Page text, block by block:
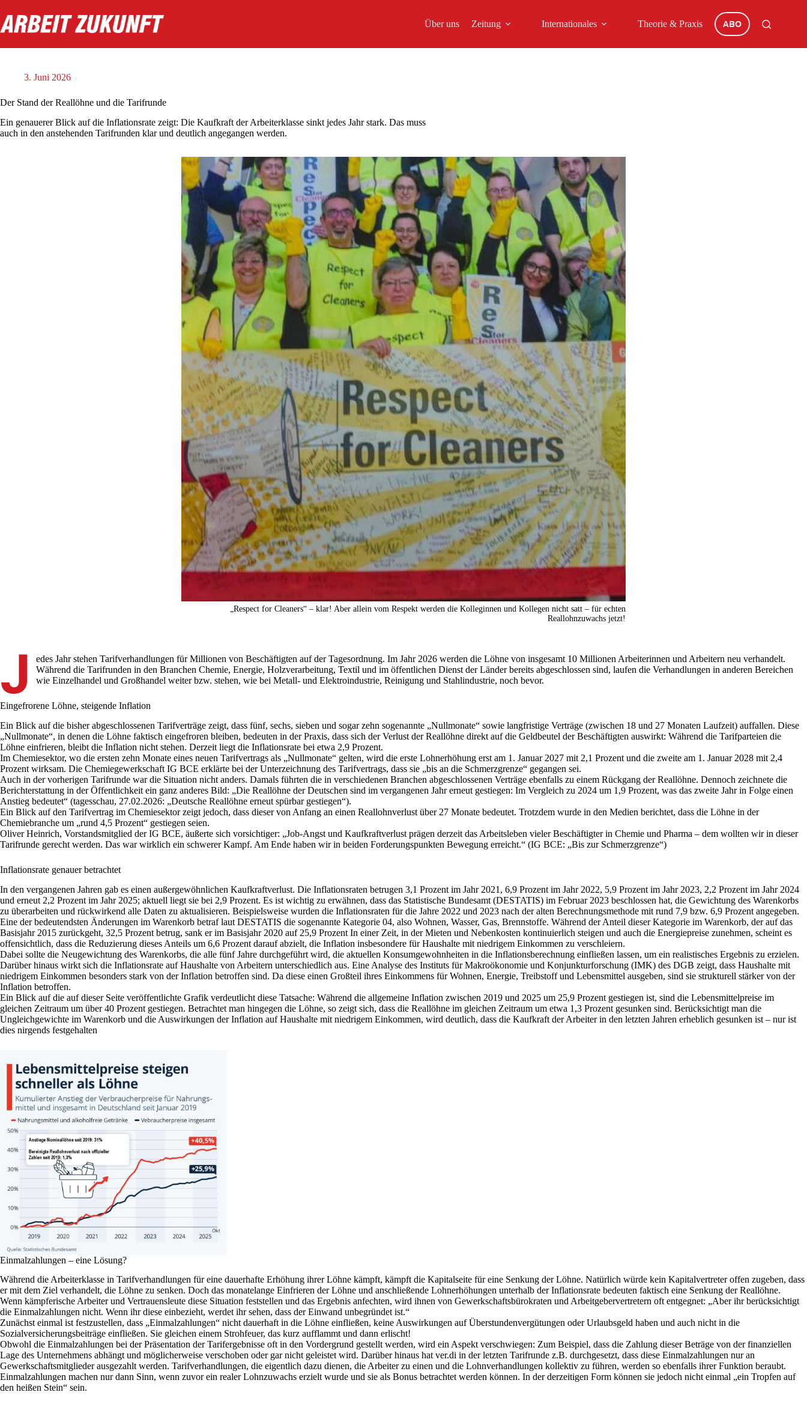
Inhalt
springen
Über uns Zeitung Internationales Theorie & Praxis ABO
3. Juni 2026
Der Stand der Reallöhne und die Tarifrunde
Ein genauerer Blick auf die Inflationsrate zeigt: Die Kaufkraft der Arbeiterklasse sinkt jedes Jahr stark. Das muss
auch in den anstehenden Tarifrunden klar und deutlich angegangen werden.
„Respect for Cleaners“ – klar! Aber allein vom Respekt werden die Kolleginnen und Kollegen nicht satt – für echten
Reallohnzuwachs jetzt!
J
edes Jahr stehen Tarifverhandlungen für Millionen von Beschäftigten auf der Tagesordnung. Im Jahr 2026 werden die Löhne von insgesamt 10 Millionen Arbeiterinnen und Arbeitern neu verhandelt.
Während die Tarifrunden in den Branchen Chemie, Energie, Holzverarbeitung, Textil und im öffentlichen Dienst der Länder bereits abgeschlossen sind, laufen die Verhandlungen in anderen Bereichen
wie Einzelhandel und Großhandel weiter bzw. stehen, wie bei Metall- und Elektroindustrie, Reinigung und Stahlindustrie, noch bevor.
Eingefrorene Löhne, steigende Inflation
Ein Blick auf die bisher abgeschlossenen Tarifverträge zeigt, dass fünf, sechs, sieben und sogar zehn sogenannte „Nullmonate“ sowie langfristige Verträge (zwischen 18 und 27 Monaten Laufzeit) auffallen. Diese
„Nullmonate“, in denen die Löhne faktisch eingefroren bleiben, bedeuten in der Praxis, dass sich der Verlust der Reallöhne direkt auf die Geldbeutel der Beschäftigten auswirkt: Während die Tarifparteien die
Löhne einfrieren, bleibt die Inflation nicht stehen. Derzeit liegt die Inflationsrate bei etwa 2,9 Prozent.
Im Chemiesektor, wo die ersten zehn Monate eines neuen Tarifvertrags als „Nullmonate“ gelten, wird die erste Lohnerhöhung erst am 1. Januar 2027 mit 2,1 Prozent und die zweite am 1. Januar 2028 mit 2,4
Prozent wirksam. Die Chemiegewerkschaft IG BCE erklärte bei der Unterzeichnung des Tarifvertrags, dass sie „bis an die Schmerzgrenze“ gegangen sei.
Auch in der vorherigen Tarifrunde war die Situation nicht anders. Damals führten die in verschiedenen Branchen abgeschlossenen Verträge ebenfalls zu einem Rückgang der Reallöhne. Dennoch zeichnete die
Berichterstattung in der Öffentlichkeit ein ganz anderes Bild: „Die Reallöhne der Deutschen sind im vergangenen Jahr erneut gestiegen: Im Vergleich zu 2024 um 1,9 Prozent, was das zweite Jahr in Folge einen
Anstieg bedeutet“ (tagesschau, 27.02.2026: „Deutsche Reallöhne erneut spürbar gestiegen“).
Ein Blick auf den Tarifvertrag im Chemiesektor zeigt jedoch, dass dieser von Anfang an einen Reallohnverlust über 27 Monate bedeutet. Trotzdem wurde in den Medien berichtet, dass die Löhne in der
Chemiebranche um „rund 4,5 Prozent“ gestiegen seien.
Oliver Heinrich, Vorstandsmitglied der IG BCE, äußerte sich vorsichtiger: „Job-Angst und Kaufkraftverlust prägen derzeit das Arbeitsleben vieler Beschäftigter in Chemie und Pharma – dem wollten wir in dieser
Tarifrunde gerecht werden. Das war wirklich ein schwerer Kampf. Am Ende haben wir in beiden Forderungspunkten Bewegung erreicht.“ (IG BCE: „Bis zur Schmerzgrenze“)
Inflationsrate genauer betrachtet
In den vergangenen Jahren gab es einen außergewöhnlichen Kaufkraftverlust. Die Inflationsraten betrugen 3,1 Prozent im Jahr 2021, 6,9 Prozent im Jahr 2022, 5,9 Prozent im Jahr 2023, 2,2 Prozent im Jahr 2024
und erneut 2,2 Prozent im Jahr 2025; aktuell liegt sie bei 2,9 Prozent. Es ist wichtig zu erwähnen, dass das Statistische Bundesamt (DESTATIS) im Februar 2023 beschlossen hat, die Gewichtung des Warenkorbs
zu überarbeiten und rückwirkend alle Daten zu aktualisieren. Beispielsweise wurden die Inflationsraten für die Jahre 2022 und 2023 nach der alten Berechnungsmethode mit rund 7,9 bzw. 6,9 Prozent angegeben.
Eine der bedeutendsten Änderungen im Warenkorb betraf laut DESTATIS die sogenannte Kategorie 04, also Wohnen, Wasser, Gas, Brennstoffe. Während der Anteil dieser Kategorie im Warenkorb, der auf das
Basisjahr 2015 zurückgeht, 32,5 Prozent betrug, sank er im Basisjahr 2020 auf 25,9 Prozent In einer Zeit, in der Mieten und Nebenkosten kontinuierlich steigen und auch die Energiepreise zunehmen, scheint es
offensichtlich, dass die Reduzierung dieses Anteils um 6,6 Prozent darauf abzielt, die Inflation insbesondere für Haushalte mit niedrigem Einkommen zu verschleiern.
Dabei sollte die Neugewichtung des Warenkorbs, die alle fünf Jahre durchgeführt wird, die aktuellen Konsumgewohnheiten in die Inflationsberechnung einfließen lassen, um ein realistisches Ergebnis zu erzielen.
Darüber hinaus wirkt sich die Inflationsrate auf Haushalte von Arbeitern unterschiedlich aus. Eine Analyse des Instituts für Makroökonomie und Konjunkturforschung (IMK) des DGB zeigt, dass Haushalte mit
niedrigem Einkommen besonders stark von der Inflation betroffen sind. Da diese einen Großteil ihres Einkommens für Wohnen, Energie, Treibstoff und Lebensmittel ausgeben, sind sie strukturell stärker von der
Inflation betroffen.
Ein Blick auf die auf dieser Seite veröffentlichte Grafik verdeutlicht diese Tatsache: Während die allgemeine Inflation zwischen 2019 und 2025 um 25,9 Prozent gestiegen ist, sind die Lebensmittelpreise im
gleichen Zeitraum um über 40 Prozent gestiegen. Betrachtet man hingegen die Löhne, so zeigt sich, dass die Reallöhne im gleichen Zeitraum um etwa 1,3 Prozent gesunken sind. Berücksichtigt man die
Ungleichgewichte im Warenkorb und die Auswirkungen der Inflation auf Haushalte mit niedrigem Einkommen, wird deutlich, dass die Kaufkraft der Arbeiter in den letzten Jahren erheblich gesunken ist – nur ist
dies nirgends festgehalten
Einmalzahlungen – eine Lösung?
Während die Arbeiterklasse in Tarifverhandlungen für eine dauerhafte Erhöhung ihrer Löhne kämpft, kämpft die Kapitalseite für eine Senkung der Löhne. Natürlich würde kein Kapitalvertreter offen zugeben, dass
er mit dem Ziel verhandelt, die Löhne zu senken. Doch das monatelange Einfrieren der Löhne und anschließende Lohnerhöhungen unterhalb der Inflationsrate bedeuten faktisch eine Senkung der Reallöhne.
Wenn kämpferische Arbeiter und Vertrauensleute diese Situation feststellen und das Ergebnis anfechten, wird ihnen von Gewerkschaftsbürokraten und Arbeitgebervertretern oft entgegnet: „Aber ihr berücksichtigt
die Einmalzahlungen nicht. Wenn ihr diese einbezieht, werdet ihr sehen, dass der Einwand unbegründet ist.“
Zunächst einmal ist festzustellen, dass „Einmalzahlungen“ nicht dauerhaft in die Löhne einfließen, keine Auswirkungen auf Überstundenvergütungen oder Urlaubsgeld haben und auch nicht in die
Sozialversicherungsbeiträge einfließen. Sie gleichen einem Strohfeuer, das kurz aufflammt und dann erlischt!
Obwohl die Einmalzahlungen bei der Präsentation der Tarifergebnisse oft in den Vordergrund gestellt werden, wird ein Aspekt verschwiegen: Zum Beispiel, dass die Zahlung dieser Beträge von der finanziellen
Lage des Unternehmens abhängt und möglicherweise verschoben oder gar nicht geleistet wird. Darüber hinaus hat ver.di in der letzten Tarifrunde z.B. durchgesetzt, dass diese Einmalzahlungen nur an
Gewerkschaftsmitglieder ausgezahlt werden. Tarifverhandlungen, die eigentlich dazu dienen, die Arbeiter zu einen und die Lohnverhandlungen kollektiv zu führen, werden so ebenfalls ihrer Funktion beraubt.
Einmalzahlungen machen nur dann Sinn, wenn zuvor ein realer Lohnzuwachs erzielt wurde und sie als Bonus betrachtet werden können. In der derzeitigen Form können sie jedoch nicht einmal „ein Tropfen auf
den heißen Stein“ sein.